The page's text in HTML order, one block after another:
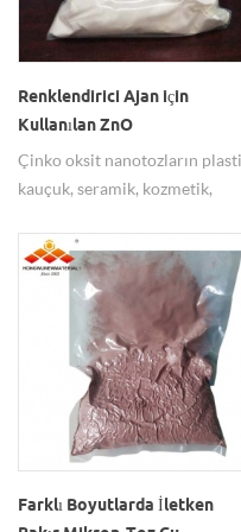
Renklendirici Ajan için
Kullanılan ZnO
Nanopartiküller 20-30nm
Çinko Oksit Nano Toz Satın
Çinko oksit nanotozların
kauçuk, seramik, kozmetik,
uygulaması vardır.
Farklı Boyutlarda İletken